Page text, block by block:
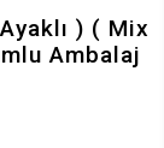
) ( Mix
Ambalaj